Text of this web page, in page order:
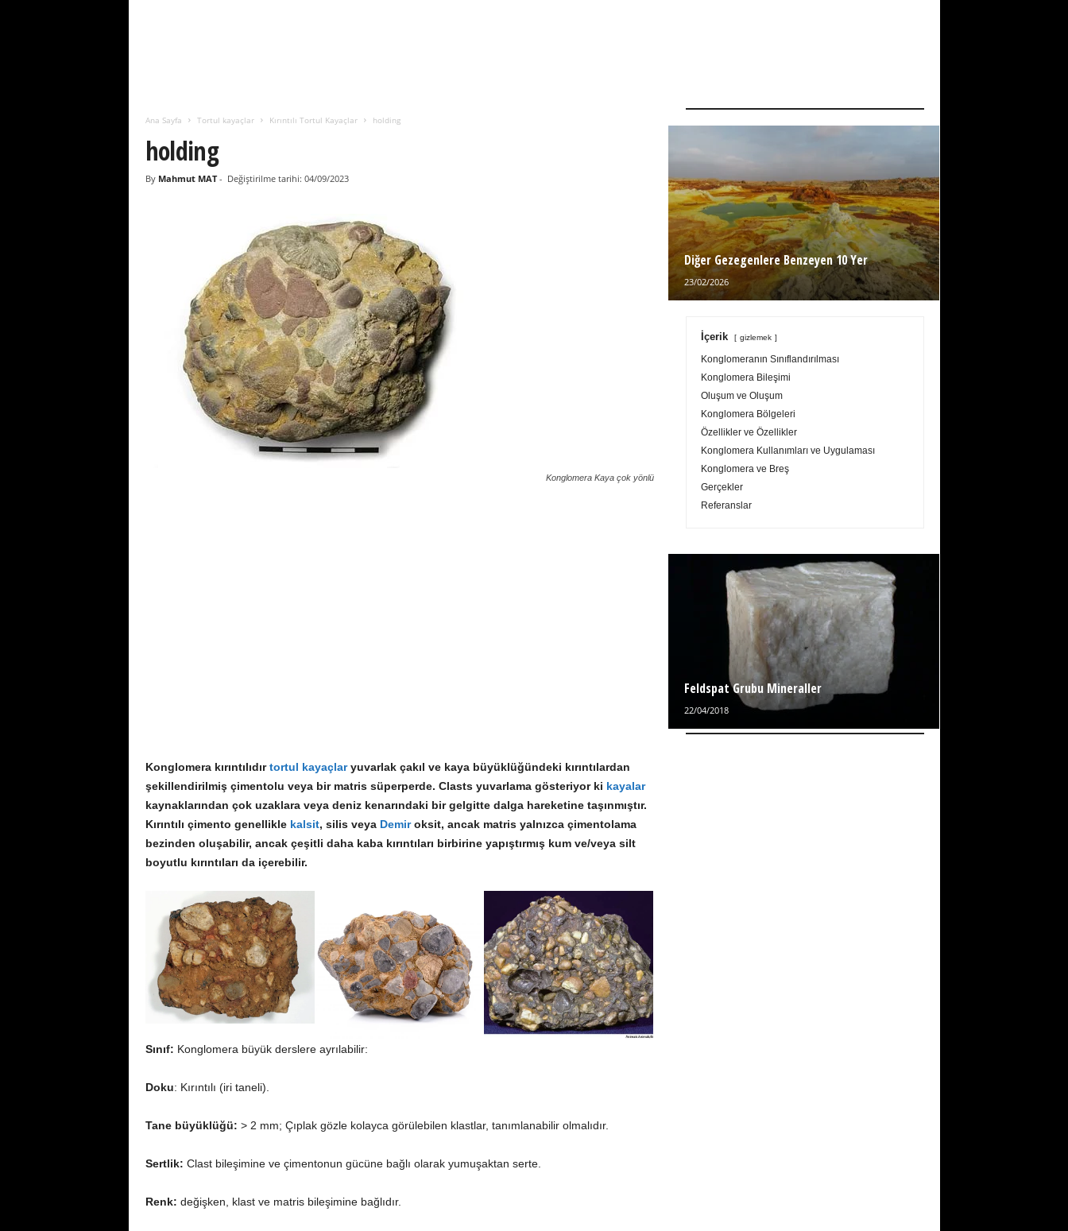
Ana Sayfa Tortul kayaçlar Kırıntılı Tortul Kayaçlar holding
holding
By Mahmut MAT- Değiştirilme tarihi: 04/09/2023
Konglomera Kaya çok yönlü
Konglomera kırıntılıdırtortul kayaçlaryuvarlak çakıl ve kaya büyüklüğündeki kırıntılardan
şekillendirilmiş çimentolu veya bir matris süperperde. Clasts yuvarlama gösteriyor ki kayalar
kaynaklarından çok uzaklara veya deniz kenarındaki bir gelgitte dalga hareketine taşınmıştır.
Kırıntılı çimento genellikle kalsit, silis veya Demiroksit, ancak matris yalnızca çimentolama
bezinden oluşabilir, ancak çeşitli daha kaba kırıntıları birbirine yapıştırmış kum ve/veya silt
boyutlu kırıntıları da içerebilir.
Sınıf: Konglomera büyük derslere ayrılabilir:
Doku: Kırıntılı (iri taneli).
Tane büyüklüğü: > 2 mm; Çıplak gözle kolayca görülebilen klastlar, tanımlanabilir olmalıdır.
Sertlik: Clast bileşimine ve çimentonun gücüne bağlı olarak yumuşaktan serte.
Renk: değişken, klast ve matris bileşimine bağlıdır.
Diğer Gezegenlere Benzeyen 10 Yer
23/02/2026
İçerik gizlemek
Konglomeranın Sınıflandırılması
Konglomera Bileşimi
Oluşum ve Oluşum
Konglomera Bölgeleri
Özellikler ve Özellikler
Konglomera Kullanımları ve Uygulaması
Konglomera ve Breş
Gerçekler
Referanslar
Feldspat Grubu Mineraller
22/04/2018